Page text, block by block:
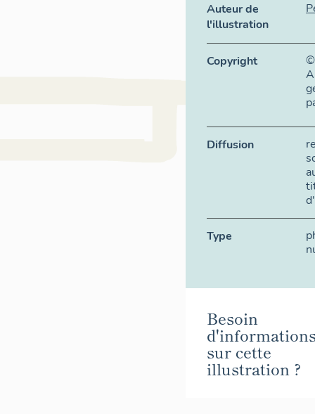
Auteur de
l'illustration
Copyright
©
Diffusion
Type
Besoin
sur cette
illustration ?